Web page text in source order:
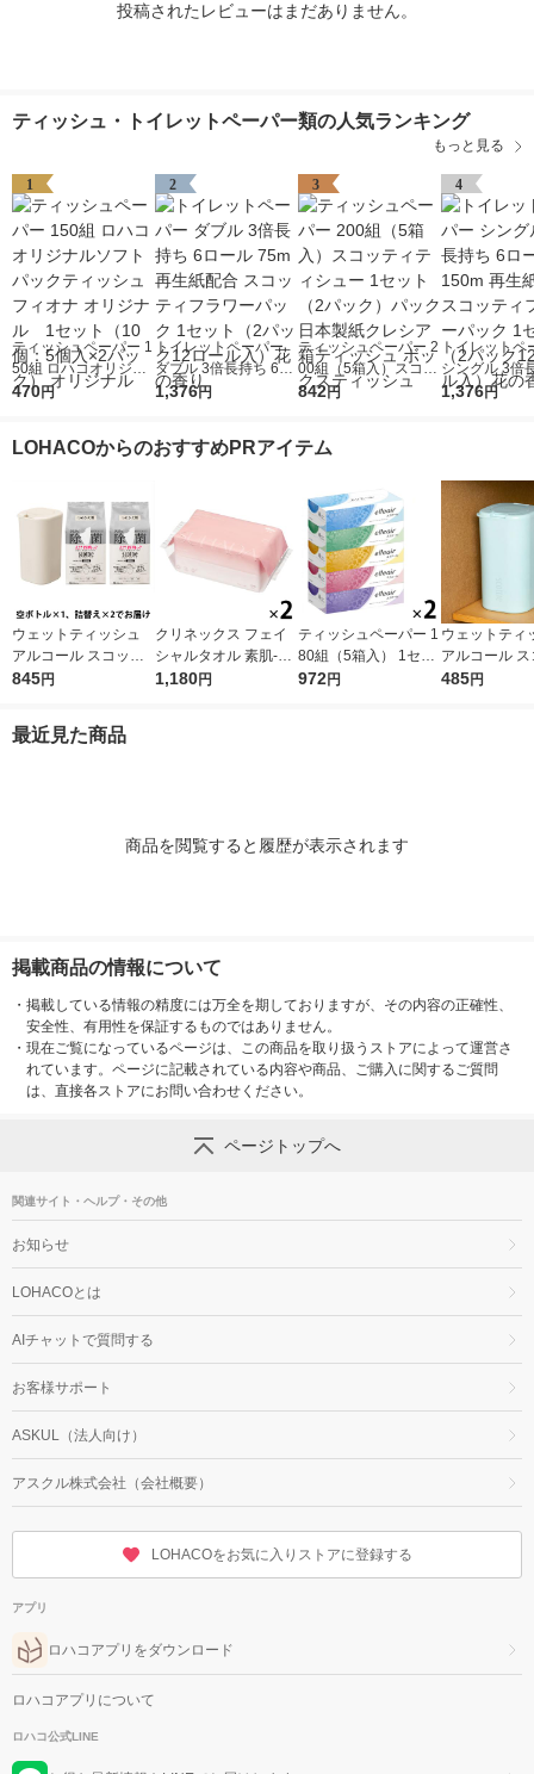
投稿されたレビューはまだありません。
ティッシュ・トイレットペーパー類の人気ランキング
もっと見る
1
ティッシュペーパー 1
50組 ロハコオリジナ
ルソフトパックティッ
個：5個入×2パック）
470円
2
トイレットペーパー
ダブル 3倍長持ち 6ロ
ール 75m 再生紙配合
ク12ロール入）花の
1,376円
3
ティッシュペーパー 2
00組（5箱入）スコッ
ティティシュー 1セッ
ティッシュ ボックス
842円
4
トイレットペ
シングル 3倍
ロール 150m
1,376円
LOHACOからのおすすめPRアイテム
ウェットティッシュ
アルコール スコッテ
ィ パーフェクトフィ
1個＋詰替え100枚入×
845円
クリネックス フェイ
シャルタオル 素肌-SU
HADA 100枚入 2個 日
1,180円
ティッシュペーパー 1
80組（5箱入） 1セッ
ト（2パック） エリエ
972円
ウェットティ
アルコール
ィ パーフェク
485円
最近見た商品
商品を閲覧すると履歴が表示されます
掲載商品の情報について
・ 掲載している情報の精度には万全を期しておりますが、その内容の正確性、
安全性、有用性を保証するものではありません。
・ 現在ご覧になっているページは、この商品を取り扱うストアによって運営さ
れています。ページに記載されている内容や商品、ご購入に関するご質問
は、直接各ストアにお問い合わせください。
ページトップへ
関連サイト・ヘルプ・その他
お知らせ
LOHACOとは
AIチャットで質問する
お客様サポート
ASKUL（法人向け）
アスクル株式会社（会社概要）
LOHACOをお気に入りストアに登録する
アプリ
ロハコアプリをダウンロード
ロハコアプリについて
ロハコ公式LINE